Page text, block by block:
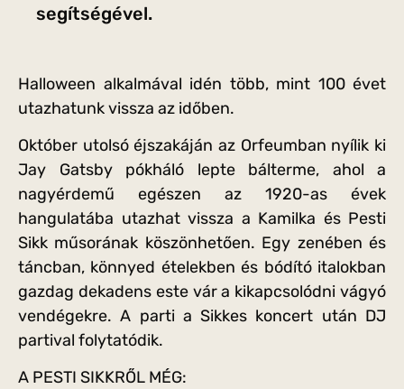
segítségével.
Halloween alkalmával idén több, mint 100 évet
utazhatunk vissza az időben.
Október utolsó éjszakáján az Orfeumban nyílik ki
Jay Gatsby pókháló lepte bálterme, ahol a
nagyérdemű egészen az 1920-as évek
hangulatába utazhat vissza a Kamilka és Pesti
Sikk műsorának köszönhetően. Egy zenében és
táncban, könnyed ételekben és bódító italokban
gazdag dekadens este vár a kikapcsolódni vágyó
vendégekre. A parti a Sikkes koncert után DJ
partival folytatódik.
A PESTI SIKKRŐL MÉG: